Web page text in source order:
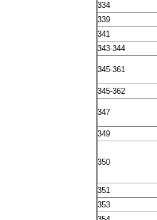
334
339
341
343-344
345-361
345-362
347
349
350
351
353